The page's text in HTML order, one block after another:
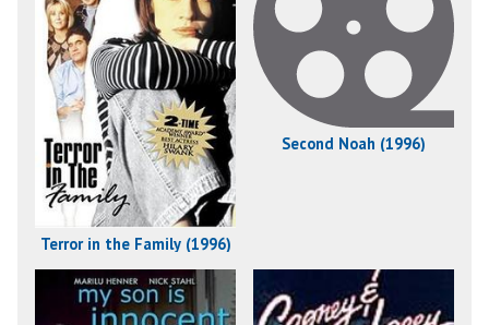
Terror in the Family (1996)
Second Noah (1996)